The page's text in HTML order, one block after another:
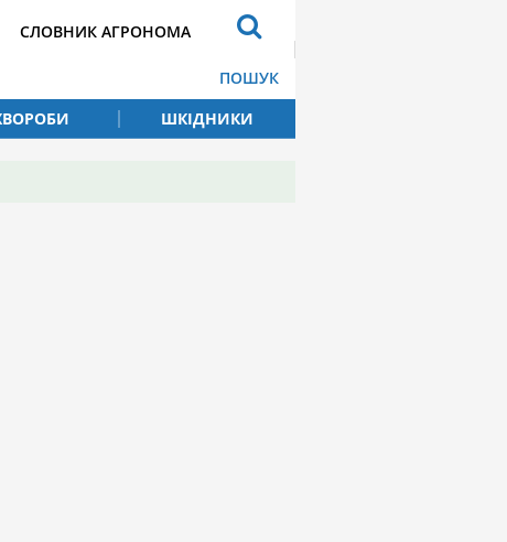
СЛОВНИК АГРОНОМА
ПОШУК
ШКІДНИКИ